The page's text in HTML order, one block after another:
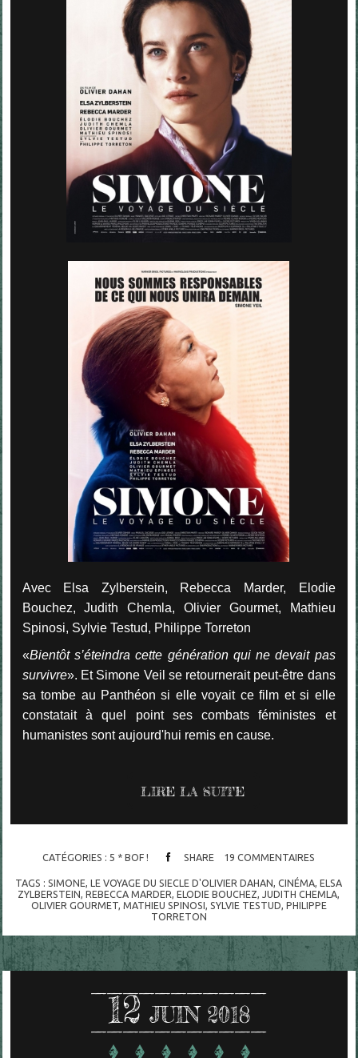
Avec Elsa Zylberstein, Rebecca Marder, Elodie
Bouchez, Judith Chemla, Olivier Gourmet, Mathieu
Spinosi, Sylvie Testud, Philippe Torreton
«Bientôt s’éteindra cette génération qui ne devait pas
survivre». Et Simone Veil se retournerait peut-être dans
sa tombe au Panthéon si elle voyait ce film et si elle
constatait à quel point ses combats féministes et
humanistes sont aujourd'hui remis en cause.
LIRE LA SUITE
CATÉGORIES : 5 * BOF ! SHARE 19 COMMENTAIRES
TAGS :SIMONE,LE VOYAGE DU SIECLE D'OLIVIER DAHAN,CINÉMA,ELSA
ZYLBERSTEIN,REBECCA MARDER,ELODIE BOUCHEZ,JUDITH CHEMLA,
OLIVIER GOURMET, MATHIEU SPINOSI, SYLVIE TESTUD, PHILIPPE
TORRETON
12 JUIN 2018